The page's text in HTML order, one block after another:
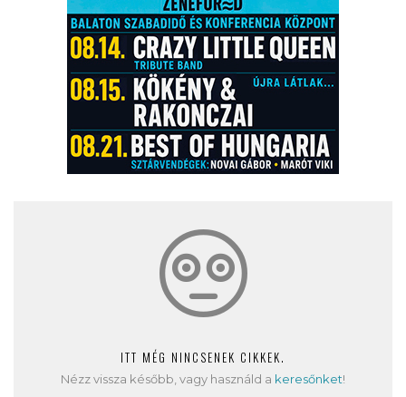
ITT MÉG NINCSENEK CIKKEK.
Nézz vissza később, vagy használd a keresőnket!